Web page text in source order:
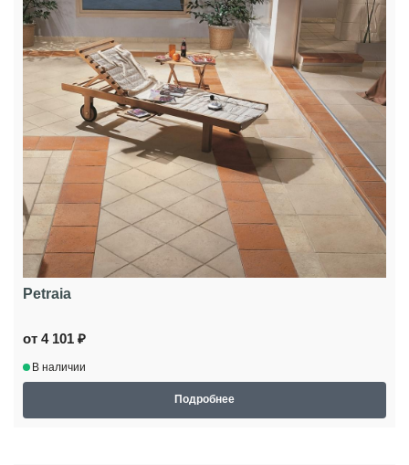
Petraia
от 4 101 ₽
В наличии
Подробнее